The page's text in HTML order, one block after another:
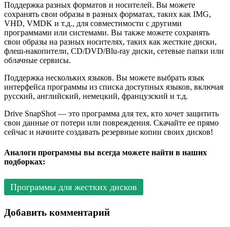
Поддержка разных форматов и носителей. Вы можете
сохранять свои образы в разных форматах, таких как IMG,
VHD, VMDK и т.д., для совместимости с другими
программами или системами. Вы также можете сохранять
свои образы на разных носителях, таких как жесткие диски,
флеш-накопители, CD/DVD/Blu-ray диски, сетевые папки или
облачные сервисы.
Поддержка нескольких языков. Вы можете выбрать язык
интерфейса программы из списка доступных языков, включая
русский, английский, немецкий, французский и т.д.
Drive SnapShot — это программа для тех, кто хочет защитить
свои данные от потери или повреждения. Скачайте ее прямо
сейчас и начните создавать резервные копии своих дисков!
Аналоги программы вы всегда можете найти в наших
подборках:
Программы для жестких дисков
Добавить комментарий